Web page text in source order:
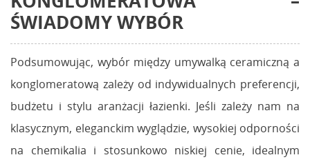
ŚWIADOMY WYBÓR
Podsumowując, wybór między umywalką ceramiczną a
konglomeratową zależy od indywidualnych preferencji,
budżetu i stylu aranżacji łazienki. Jeśli zależy nam na
klasycznym, eleganckim wyglądzie, wysokiej odporności
na chemikalia i stosunkowo niskiej cenie, idealnym